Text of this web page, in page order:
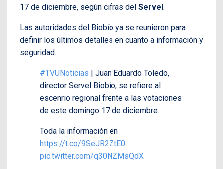
17 de diciembre, según cifras del Servel.
Las autoridades del Biobío ya se reunieron para
definir los últimos detalles en cuanto a información y
seguridad.
#TVUNoticias | Juan Eduardo Toledo,
director Servel Biobío, se refiere al
escenrio regional frente a las votaciones
de este domingo 17 de diciembre.
Toda la información en
https://t.co/9SeJR2ZtE0
pic.twitter.com/q30NZMsQdX